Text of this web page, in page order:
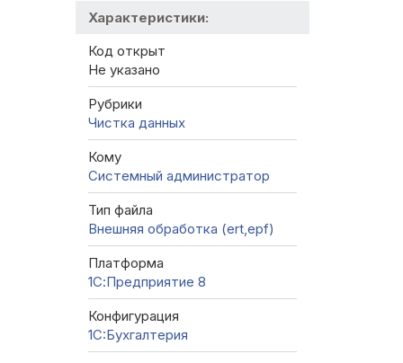
Характеристики:
Код открыт
Не указано
Рубрики
Чистка данных
Кому
Системный администратор
Тип файла
Внешняя обработка (ert,epf)
Платформа
1С:Предприятие 8
Конфигурация
1C:Бухгалтерия